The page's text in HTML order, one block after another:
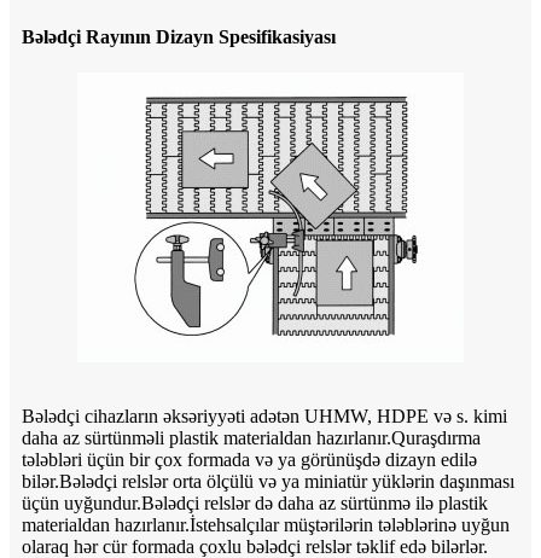
Bələdçi Rayının Dizayn Spesifikasiyası
Bələdçi cihazların əksəriyyəti adətən UHMW, HDPE və s. kimi
daha az sürtünməli plastik materialdan hazırlanır.Quraşdırma
tələbləri üçün bir çox formada və ya görünüşdə dizayn edilə
bilər.Bələdçi relslər orta ölçülü və ya miniatür yüklərin daşınması
üçün uyğundur.Bələdçi relslər də daha az sürtünmə ilə plastik
materialdan hazırlanır.İstehsalçılar müştərilərin tələblərinə uyğun
olaraq hər cür formada çoxlu bələdçi relslər təklif edə bilərlər.